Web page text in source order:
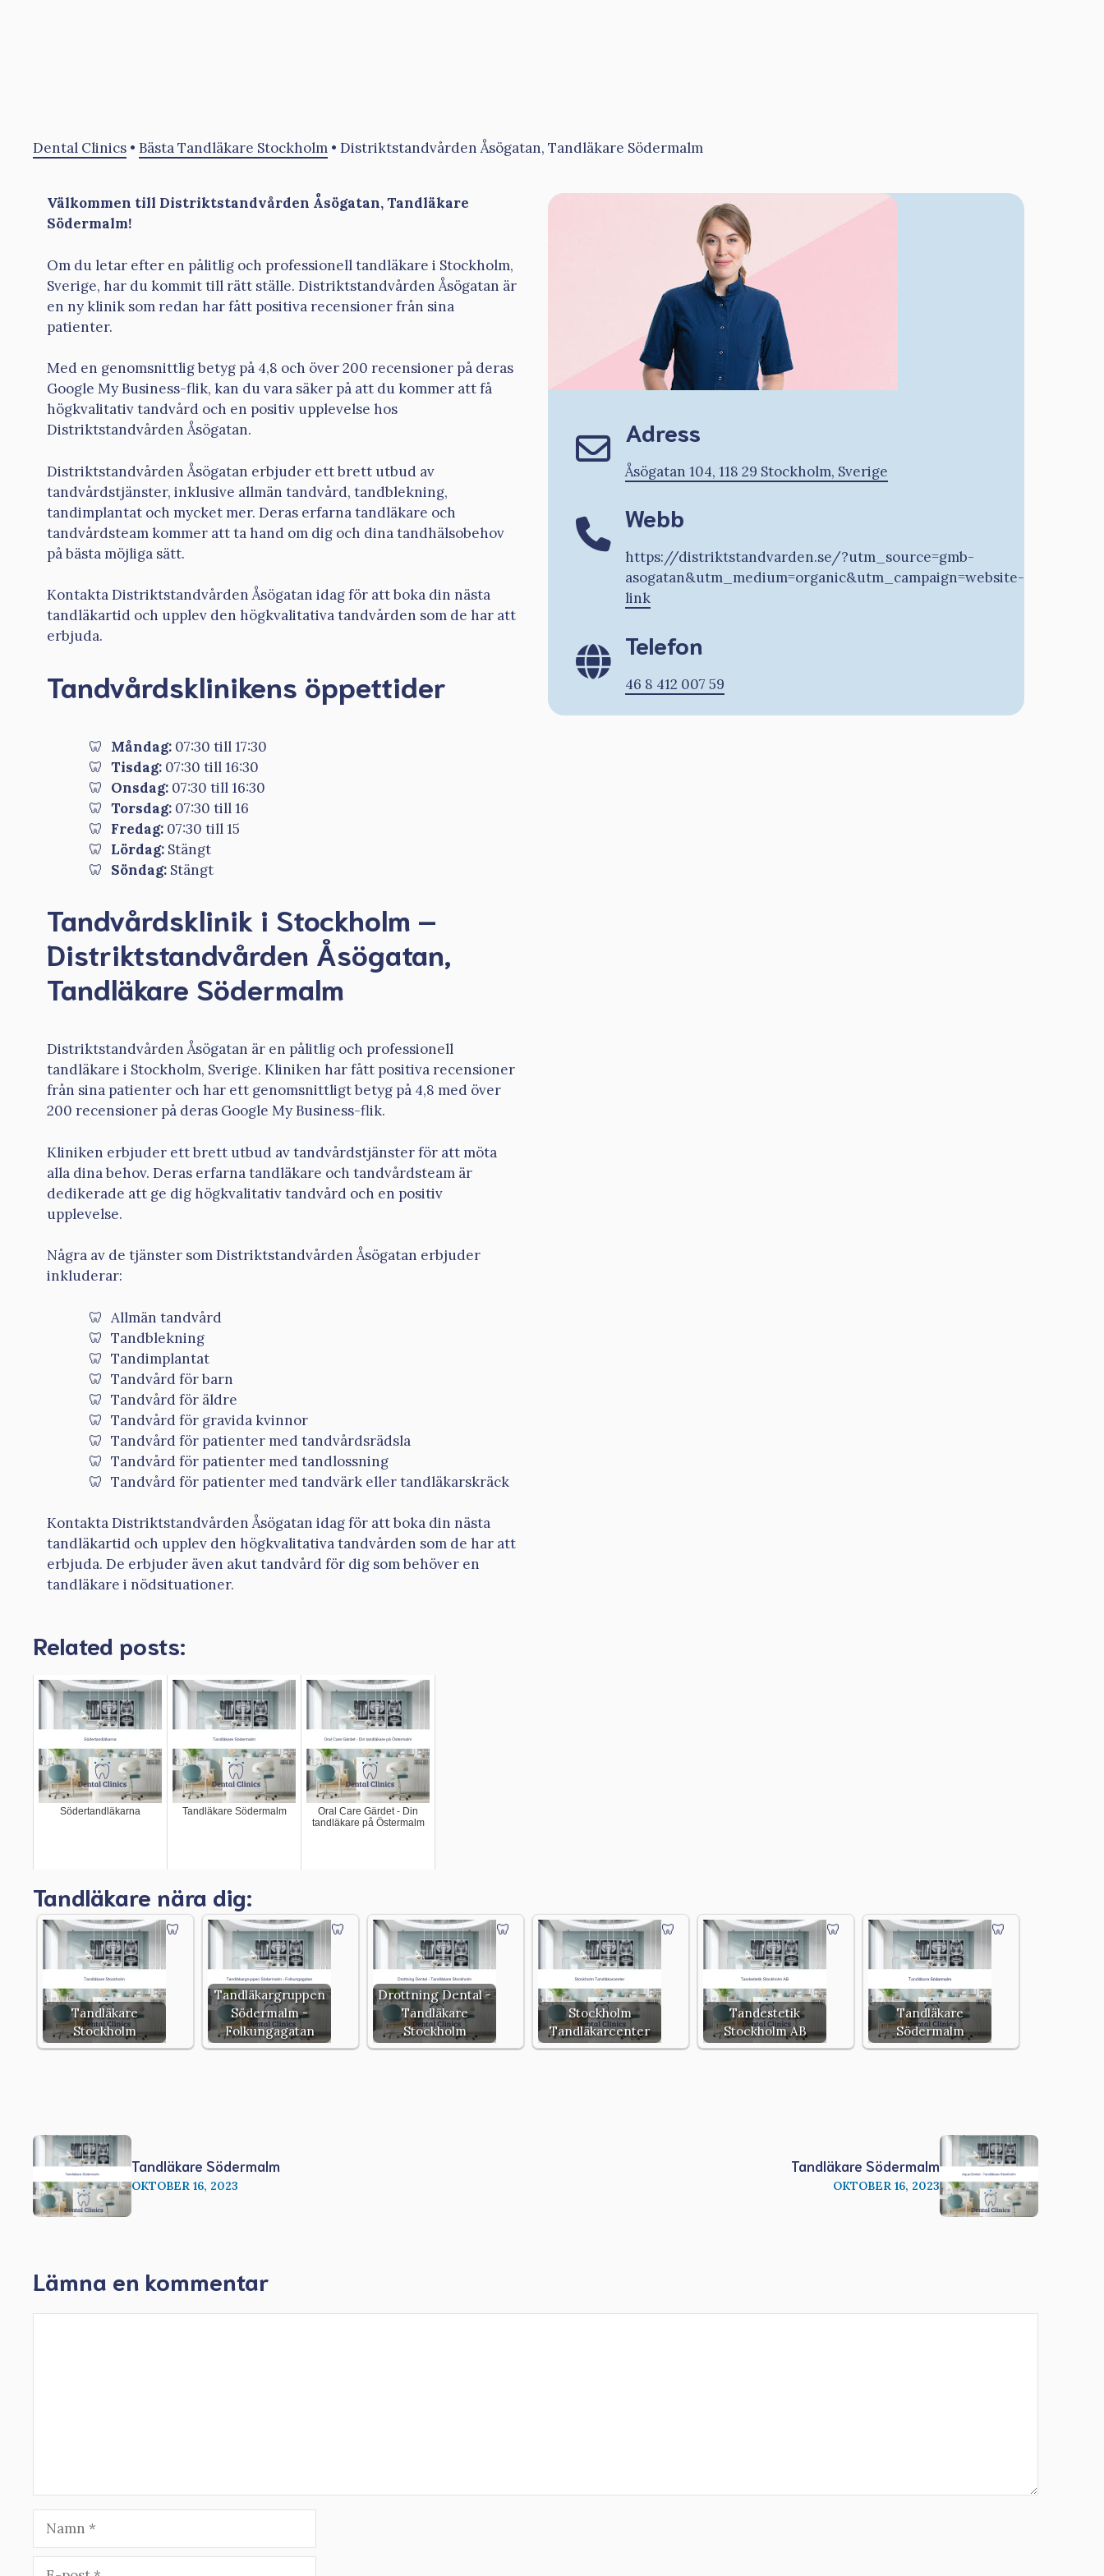
Dental Clinics • Bästa Tandläkare Stockholm • Distriktstandvården Åsögatan, Tandläkare Södermalm
Välkommen till Distriktstandvården Åsögatan, Tandläkare
Södermalm!
Om du letar efter en pålitlig och professionell tandläkare i Stockholm,
Sverige, har du kommit till rätt ställe. Distriktstandvården Åsögatan är
en ny klinik som redan har fått positiva recensioner från sina
patienter.
Med en genomsnittlig betyg på 4,8 och över 200 recensioner på deras
Google My Business-flik, kan du vara säker på att du kommer att få
högkvalitativ tandvård och en positiv upplevelse hos
Distriktstandvården Åsögatan.
Distriktstandvården Åsögatan erbjuder ett brett utbud av
tandvårdstjänster, inklusive allmän tandvård, tandblekning,
tandimplantat och mycket mer. Deras erfarna tandläkare och
tandvårdsteam kommer att ta hand om dig och dina tandhälsobehov
på bästa möjliga sätt.
Kontakta Distriktstandvården Åsögatan idag för att boka din nästa
tandläkartid och upplev den högkvalitativa tandvården som de har att
erbjuda.
Tandvårdsklinikens öppettider
Måndag: 07:30 till 17:30
Tisdag: 07:30 till 16:30
Onsdag: 07:30 till 16:30
Torsdag: 07:30 till 16
Fredag: 07:30 till 15
Lördag: Stängt
Söndag: Stängt
Tandvårdsklinik i Stockholm –
Distriktstandvården Åsögatan,
Tandläkare Södermalm
Distriktstandvården Åsögatan är en pålitlig och professionell
tandläkare i Stockholm, Sverige. Kliniken har fått positiva recensioner
från sina patienter och har ett genomsnittligt betyg på 4,8 med över
200 recensioner på deras Google My Business-flik.
Kliniken erbjuder ett brett utbud av tandvårdstjänster för att möta
alla dina behov. Deras erfarna tandläkare och tandvårdsteam är
dedikerade att ge dig högkvalitativ tandvård och en positiv
upplevelse.
Några av de tjänster som Distriktstandvården Åsögatan erbjuder
inkluderar:
Allmän tandvård
Tandblekning
Tandimplantat
Tandvård för barn
Tandvård för äldre
Tandvård för gravida kvinnor
Tandvård för patienter med tandvårdsrädsla
Tandvård för patienter med tandlossning
Tandvård för patienter med tandvärk eller tandläkarskräck
Kontakta Distriktstandvården Åsögatan idag för att boka din nästa
tandläkartid och upplev den högkvalitativa tandvården som de har att
erbjuda. De erbjuder även akut tandvård för dig som behöver en
tandläkare i nödsituationer.
Adress
Åsögatan 104, 118 29 Stockholm, Sverige
Webb
https://distriktstandvarden.se/?utm_source=gmb-
asogatan&utm_medium=organic&utm_campaign=website-
link
Telefon
46 8 412 007 59
Related posts:
Södertandläkarna Tandläkare Södermalm
Oral Care Gärdet - Din
tandläkare på Östermalm
Tandläkare nära dig:
Tandläkare
Stockholm
Tandläkargruppen
Södermalm -
Folkungagatan
Drottning Dental -
Tandläkare
Stockholm
Stockholm
Tandläkarcenter
Tandestetik
Stockholm AB
Tandläkare
Södermalm
Tandläkare Södermalm
OKTOBER 16, 2023
Tandläkare Södermalm
OKTOBER 16, 2023
Lämna en kommentar